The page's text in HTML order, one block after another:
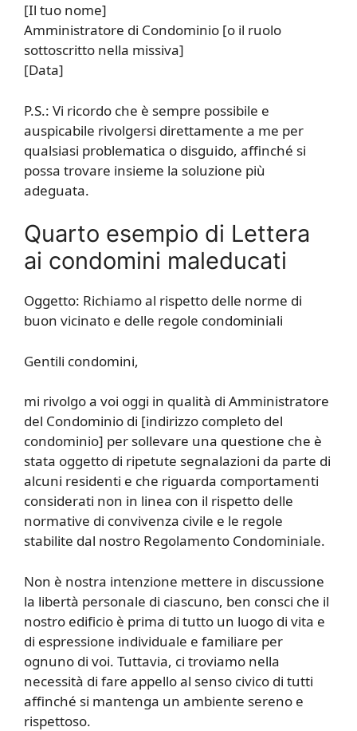
[Il tuo nome]
Amministratore di Condominio [o il ruolo
sottoscritto nella missiva]
[Data]
P.S.: Vi ricordo che è sempre possibile e
auspicabile rivolgersi direttamente a me per
qualsiasi problematica o disguido, affinché si
possa trovare insieme la soluzione più
adeguata.
Quarto esempio di Lettera
ai condomini maleducati
Oggetto: Richiamo al rispetto delle norme di
buon vicinato e delle regole condominiali
Gentili condomini,
mi rivolgo a voi oggi in qualità di Amministratore
del Condominio di [indirizzo completo del
condominio] per sollevare una questione che è
stata oggetto di ripetute segnalazioni da parte di
alcuni residenti e che riguarda comportamenti
considerati non in linea con il rispetto delle
normative di convivenza civile e le regole
stabilite dal nostro Regolamento Condominiale.
Non è nostra intenzione mettere in discussione
la libertà personale di ciascuno, ben consci che il
nostro edificio è prima di tutto un luogo di vita e
di espressione individuale e familiare per
ognuno di voi. Tuttavia, ci troviamo nella
necessità di fare appello al senso civico di tutti
affinché si mantenga un ambiente sereno e
rispettoso.